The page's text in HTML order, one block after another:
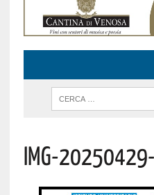
IMG-